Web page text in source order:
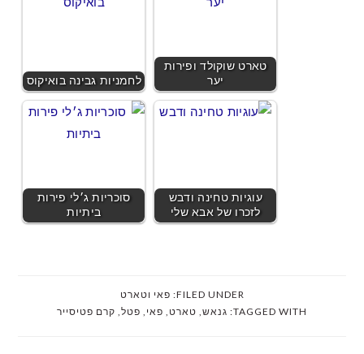
לחמניות גבינה בואיקוס
טארט שוקולד ופירות
יער
סוכריות ג׳לי פירות
ביתיות
עוגיות טחינה ודבש
לזכרו של אבא שלי
FILED UNDER: פאי וטארט
TAGGED WITH: גנאש, טארט , פאי , פטל, קרם פטיסייר